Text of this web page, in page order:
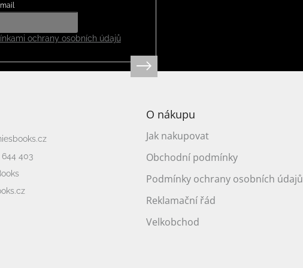
ochrany osobních údajů
644 403
O nákupu
Jak nakupovat
Obchodní podmínky
Podmínky ochrany osobních údajů
Reklamační řád
Velkobchod